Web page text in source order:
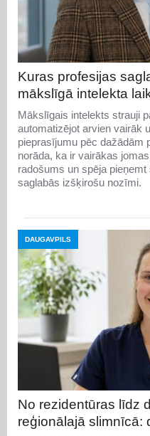
Kuras profesijas
mākslīgā intelekta
Mākslīgais intelekts strauji
automatizējot arvien vairāk
pieprasījumu pēc dažādām
norāda, ka ir vairākas
radošums un spēja
saglabās izšķirošu nozīmi.
DAUGAVPILS
No rezidentūras līdz
reģionālajā slimnīcā: